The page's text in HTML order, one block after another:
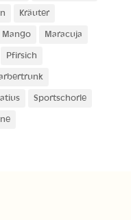
Kräuter
Mango Maracuja
Pfirsich
Sportschorle